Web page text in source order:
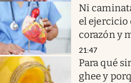
Ni
el ejercicio
corazón y
21:47
Para qué
ghee y